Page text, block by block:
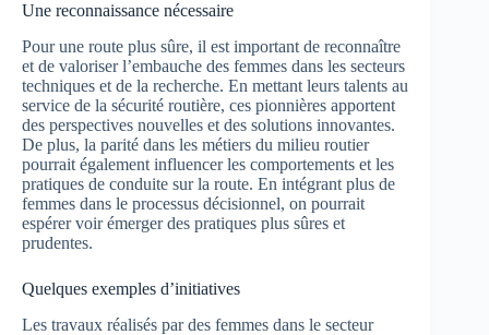
Une reconnaissance nécessaire
Pour une route plus sûre, il est important de reconnaître
et de valoriser l’embauche des femmes dans les secteurs
techniques et de la recherche. En mettant leurs talents au
service de la sécurité routière, ces pionnières apportent
des perspectives nouvelles et des solutions innovantes.
De plus, la parité dans les métiers du milieu routier
pourrait également influencer les comportements et les
pratiques de conduite sur la route. En intégrant plus de
femmes dans le processus décisionnel, on pourrait
espérer voir émerger des pratiques plus sûres et
prudentes.
Quelques exemples d’initiatives
Les travaux réalisés par des femmes dans le secteur